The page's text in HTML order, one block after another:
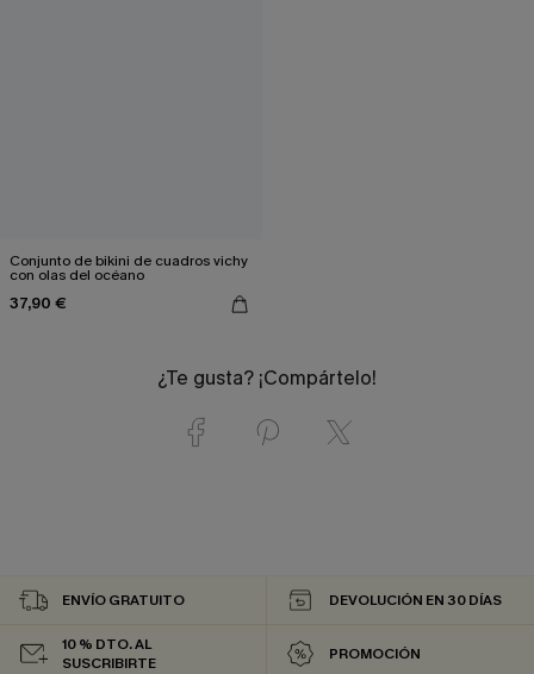
Conjunto de bikini de cuadros vichy
con olas del océano
37,90 €
¿Te gusta? ¡Compártelo!
ENVÍO GRATUITO DEVOLUCIÓN EN 30 DÍAS
10 % DTO. AL
SUSCRIBIRTE
PROMOCIÓN